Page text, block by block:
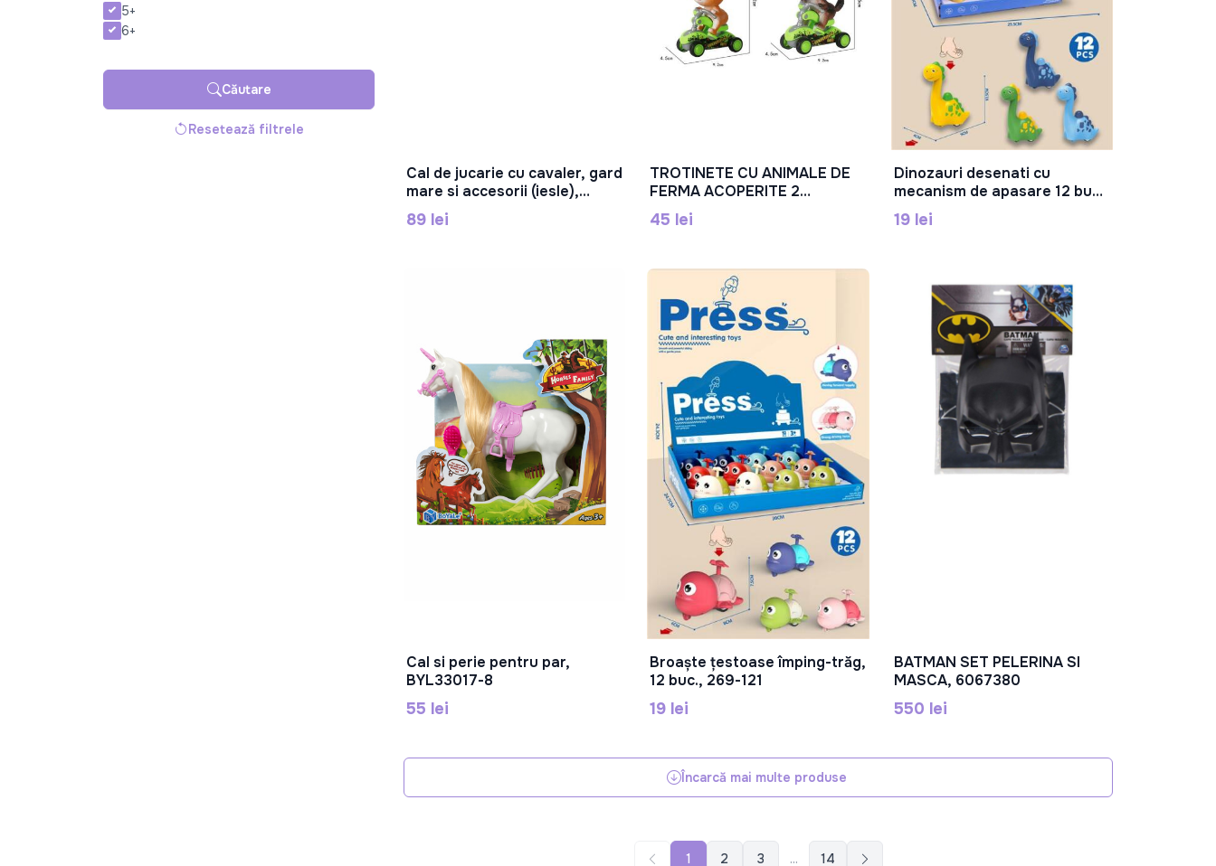
5+
6+
Căutare
Resetează filtrele
În Coș
Cal de jucarie cu cavaler, gard
mare si accesorii (iesle),
BYL805-2
89 lei
În Coș
TROTINETE CU ANIMALE DE
FERMA ACOPERITE 2
MODELE, T151I
45 lei
În Coș
Dinozauri desenati cu
mecanism de apasare 12 buc,
269-124
19 lei
În Coș
Cal si perie pentru par,
BYL33017-8
55 lei
În Coș
Broaște țestoase împing-trăg,
12 buc., 269-121
19 lei
În Coș
BATMAN SET PELERINA SI
MASCA, 6067380
550 lei
Încarcă mai multe produse
1 2 3 ... 14